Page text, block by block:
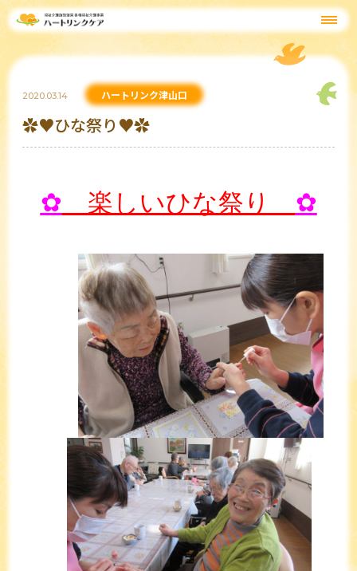
2020.03.14 ハートリンク津山口
✿♥ひな祭り♥✿
✿ 楽しいひな祭り ✿